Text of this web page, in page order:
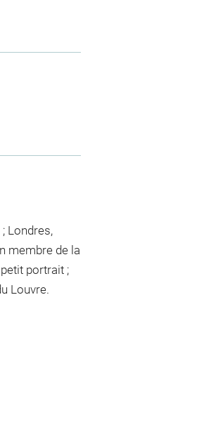
Londres,
membre de la
portrait ;
Louvre.